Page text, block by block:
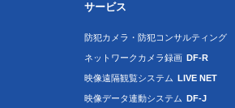
サービス
防犯カメラ・防犯コンサルティング
ネットワークカメラ録画 DF-R
映像遠隔観覧システム LIVE NET
映像データ連動システム DF-J